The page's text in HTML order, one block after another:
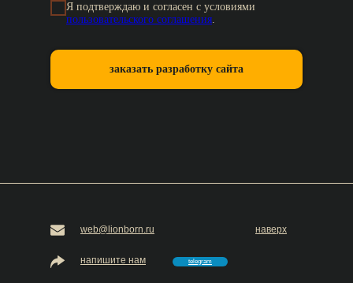
Я подтверждаю и согласен с условиями
пользовательского соглашения.
заказать разработку сайта
web@lionborn.ru
напишите нам
наверх
telegram